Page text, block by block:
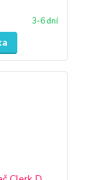
3-6 dní